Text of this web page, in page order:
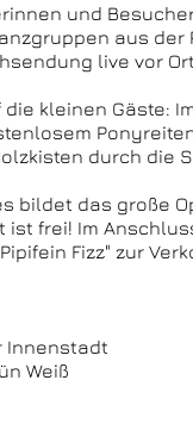
und
aus
live vor
kleinen Gäste:
durch die
bildet das große
ist frei! Im
Fizz" zur
Innenstadt
Weiß